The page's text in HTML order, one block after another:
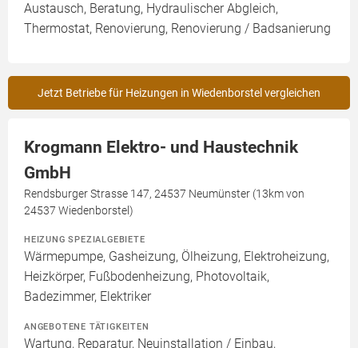
Austausch, Beratung, Hydraulischer Abgleich,
Thermostat, Renovierung, Renovierung / Badsanierung
Jetzt Betriebe für Heizungen in Wiedenborstel vergleichen
Krogmann Elektro- und Haustechnik
GmbH
Rendsburger Strasse 147, 24537 Neumünster (13km von
24537 Wiedenborstel)
HEIZUNG SPEZIALGEBIETE
Wärmepumpe, Gasheizung, Ölheizung, Elektroheizung,
Heizkörper, Fußbodenheizung, Photovoltaik,
Badezimmer, Elektriker
ANGEBOTENE TÄTIGKEITEN
Wartung, Reparatur, Neuinstallation / Einbau,